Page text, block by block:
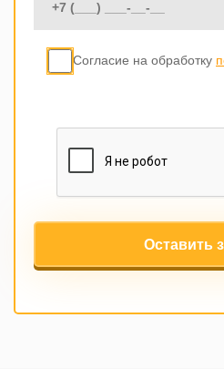
Согласие на обработку
Оставить